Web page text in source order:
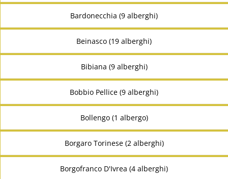
Bardonecchia (9 alberghi)
Beinasco (19 alberghi)
Bibiana (9 alberghi)
Bobbio Pellice (9 alberghi)
Bollengo (1 albergo)
Borgaro Torinese (2 alberghi)
Borgofranco D'Ivrea (4 alberghi)